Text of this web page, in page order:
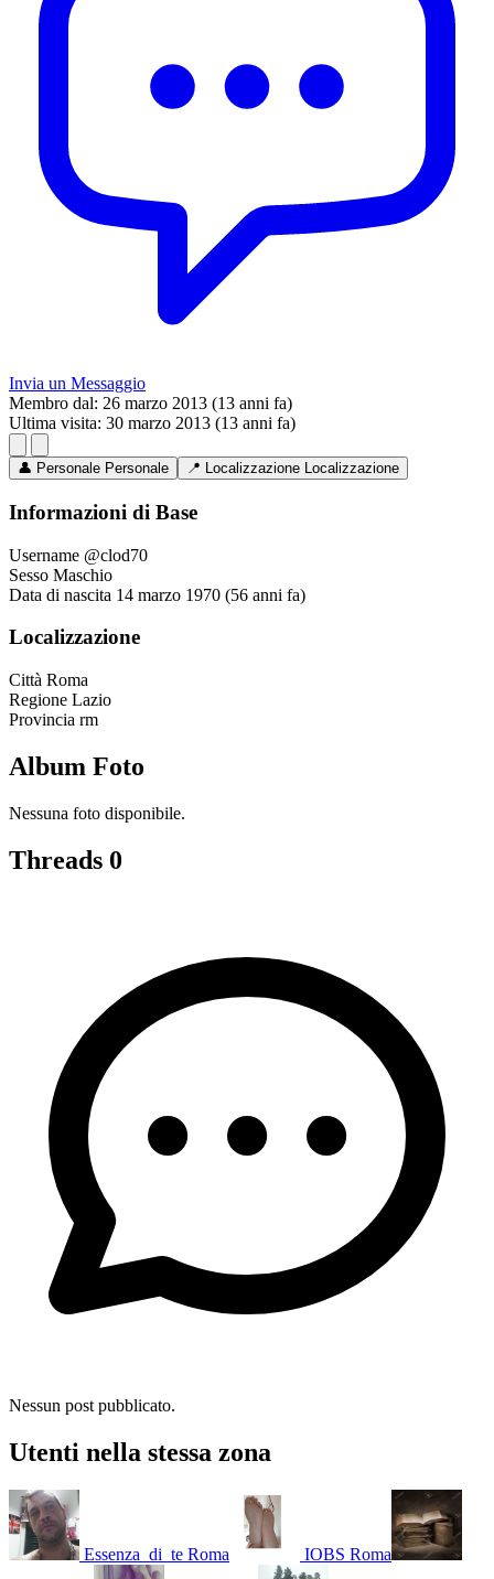
Invia un Messaggio
Membro dal: 26 marzo 2013 (13 anni fa)
Ultima visita: 30 marzo 2013 (13 anni fa)
👤 Personale Personale 📍 Localizzazione Localizzazione
Informazioni di Base
Username @clod70
Sesso Maschio
Data di nascita 14 marzo 1970 (56 anni fa)
Localizzazione
Città Roma
Regione Lazio
Provincia rm
Album Foto
Nessuna foto disponibile.
Threads 0
Nessun post pubblicato.
Utenti nella stessa zona
Essenza_di_te Roma IOBS Roma